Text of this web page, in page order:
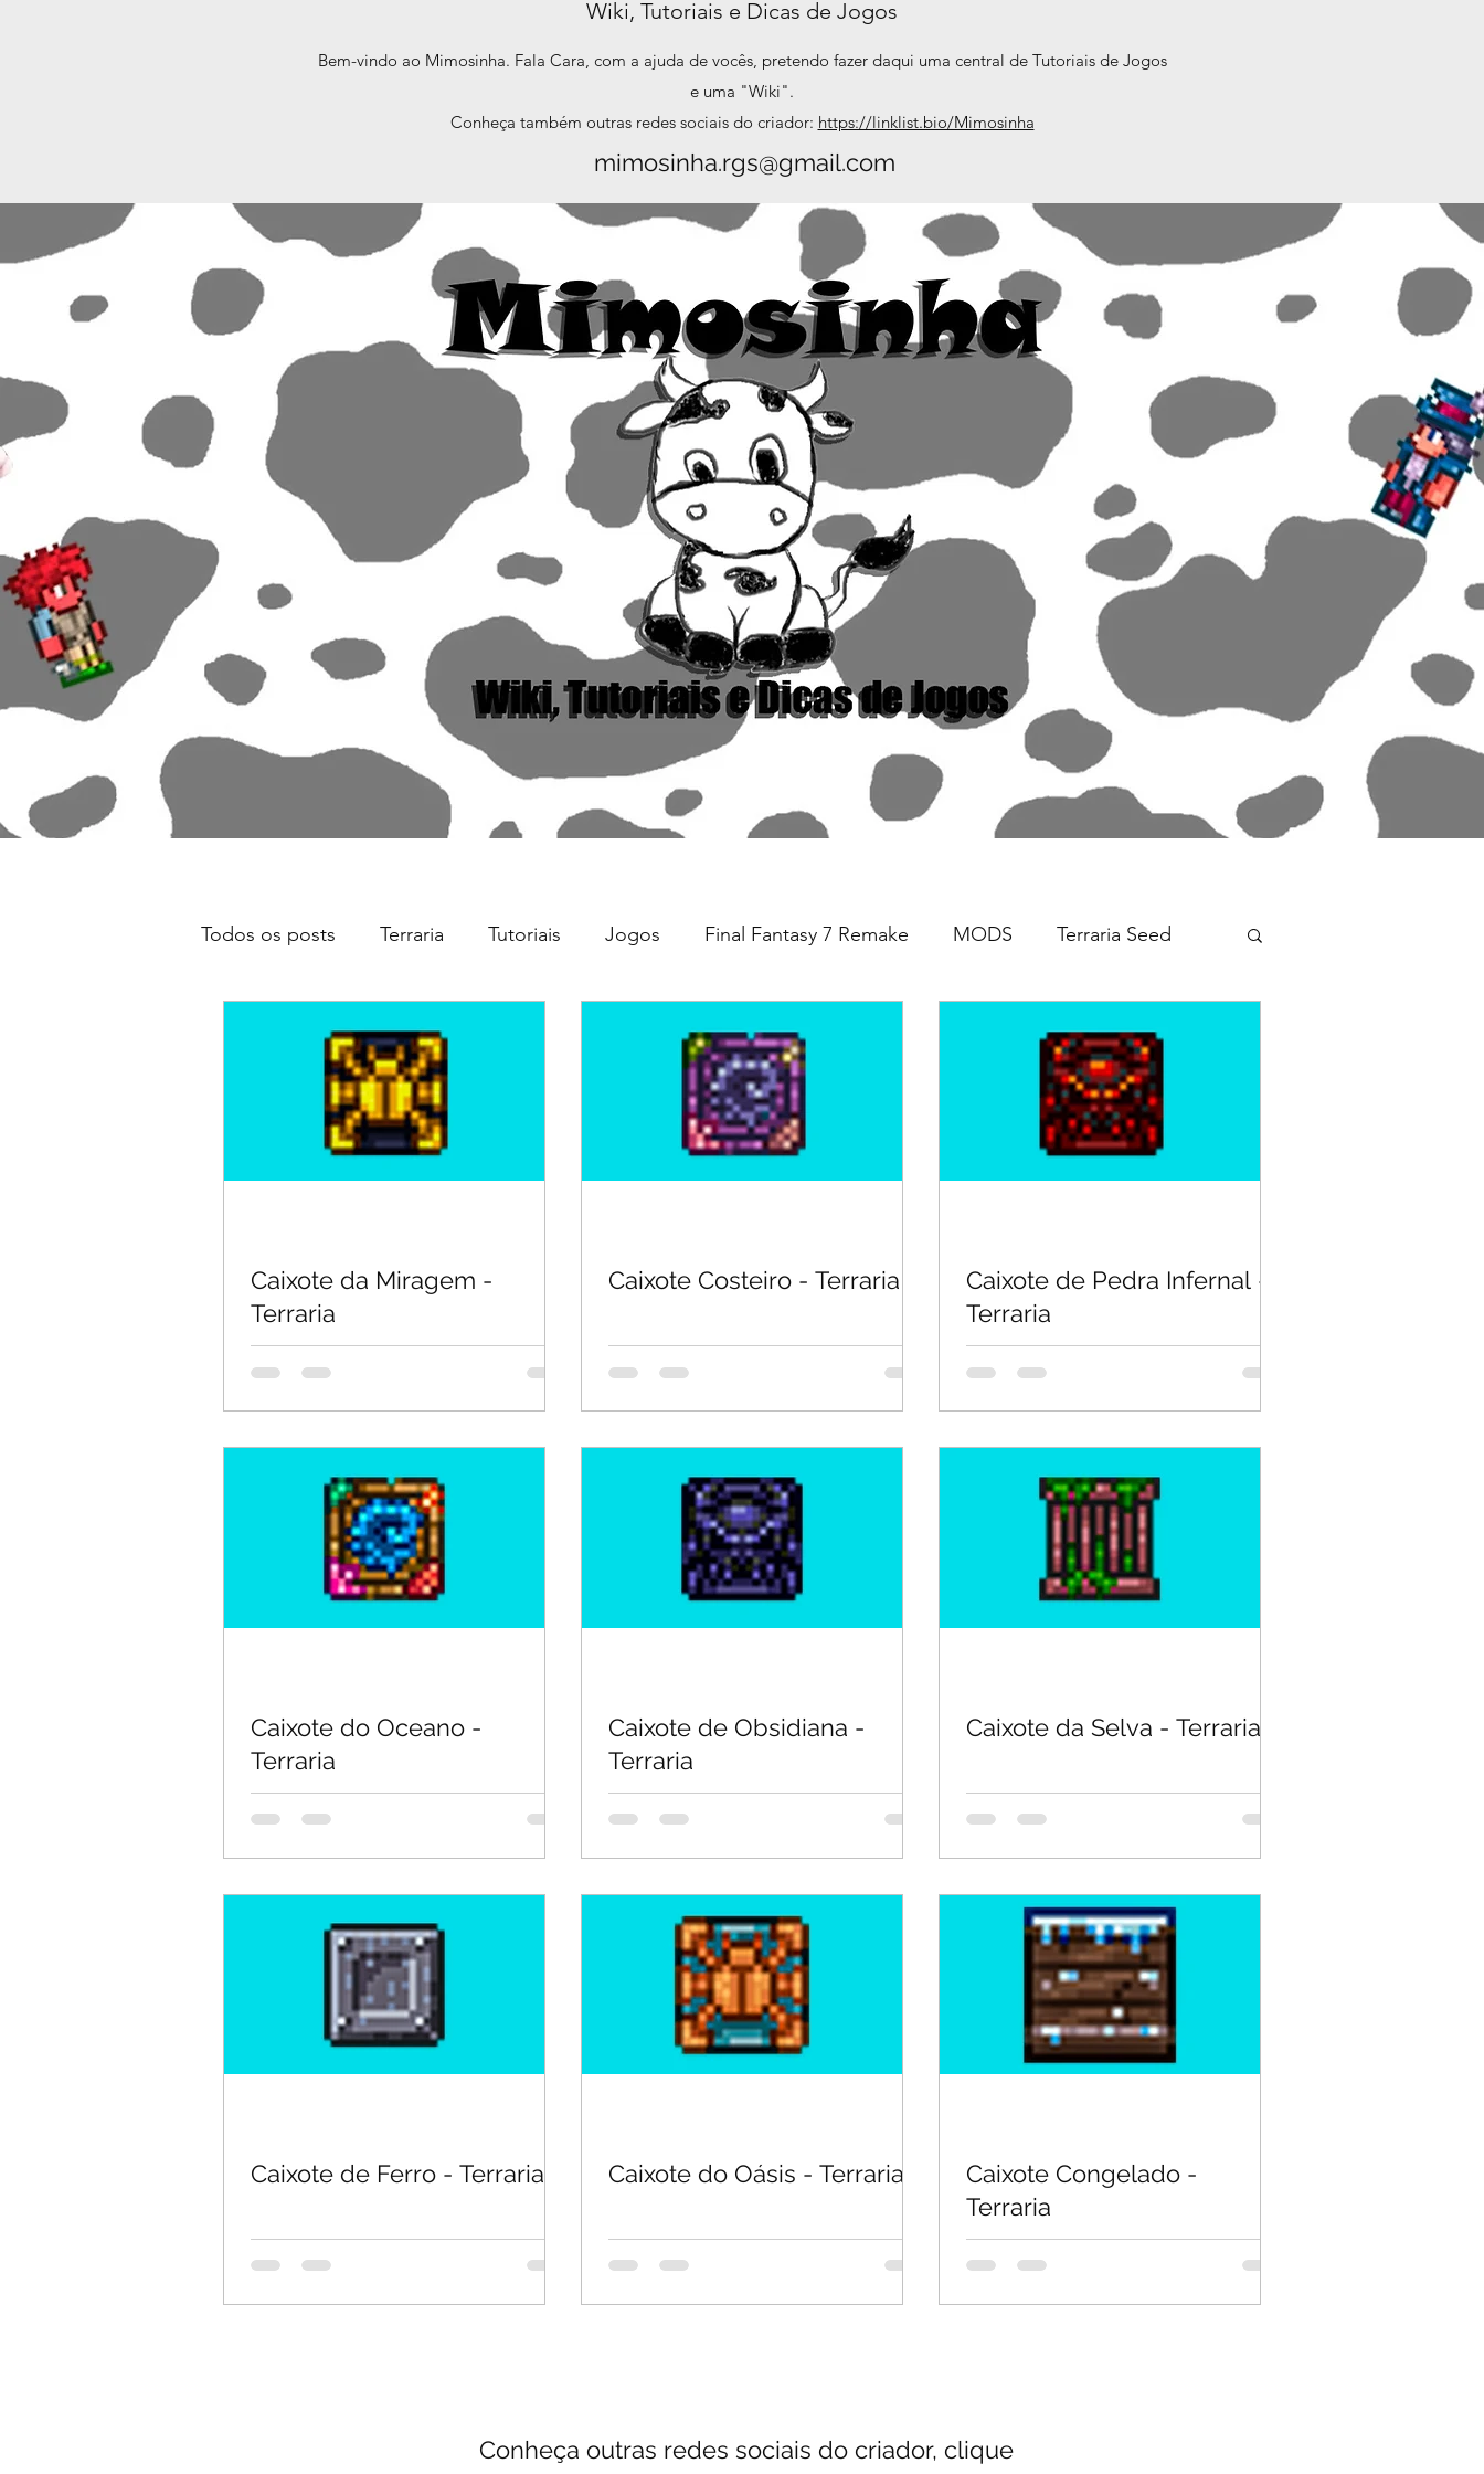
Wiki, Tutoriais e Dicas de Jogos
Bem-vindo ao Mimosinha. Fala Cara, com a ajuda de vocês, pretendo fazer daqui uma central de Tutoriais de Jogos
e uma "Wiki".
Conheça também outras redes sociais do criador: https://linklist.bio/Mimosinha
mimosinha.rgs@gmail.com
Todos os posts Terraria Tutoriais Jogos Final Fantasy 7 Remake MODS Terraria Seed
Caixote da Miragem -
Terraria
Caixote Costeiro - Terraria
Caixote de Pedra Infernal -
Terraria
Caixote do Oceano -
Terraria
Caixote de Obsidiana -
Terraria
Caixote da Selva - Terraria
Caixote de Ferro - Terraria Caixote do Oásis - Terraria
Caixote Congelado -
Terraria
Conheça outras redes sociais do criador, clique